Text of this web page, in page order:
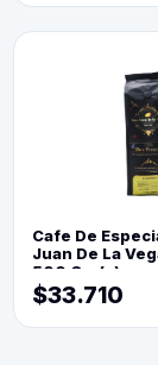
Cafe De
Juan De La
500 Grs(=)
$33.710